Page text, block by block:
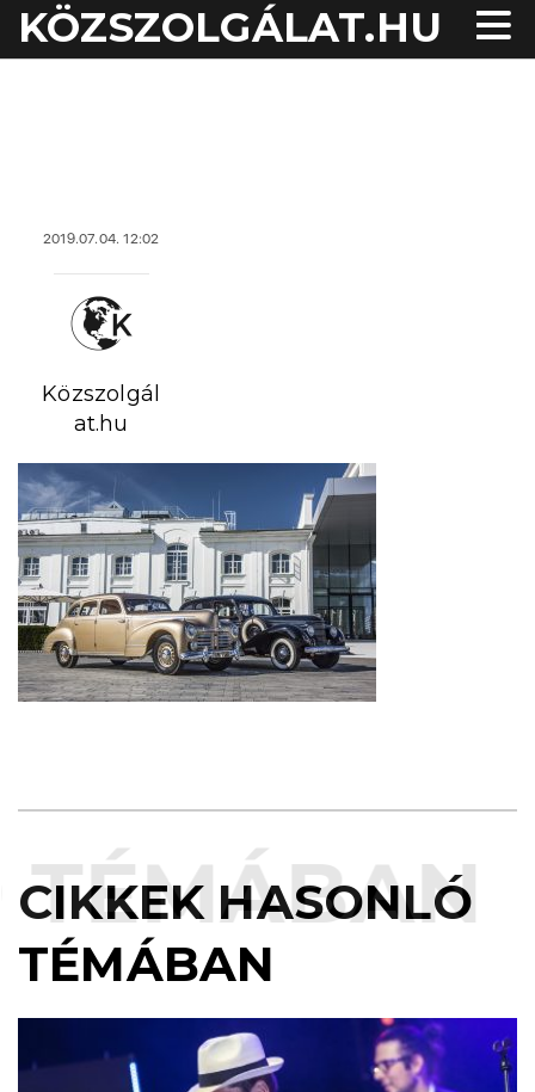
KÖZSZOLGÁLAT.HU
2019.07.04. 12:02
Közszolgál
at.hu
CIKKEK HASONLÓ
TÉMÁBAN